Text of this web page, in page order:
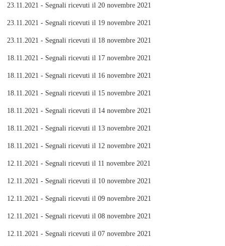
23.11.2021 - Segnali ricevuti il 20 novembre 2021
23.11.2021 - Segnali ricevuti il 19 novembre 2021
23.11.2021 - Segnali ricevuti il 18 novembre 2021
18.11.2021 - Segnali ricevuti il 17 novembre 2021
18.11.2021 - Segnali ricevuti il 16 novembre 2021
18.11.2021 - Segnali ricevuti il 15 novembre 2021
18.11.2021 - Segnali ricevuti il 14 novembre 2021
18.11.2021 - Segnali ricevuti il 13 novembre 2021
18.11.2021 - Segnali ricevuti il 12 novembre 2021
12.11.2021 - Segnali ricevuti il 11 novembre 2021
12.11.2021 - Segnali ricevuti il 10 novembre 2021
12.11.2021 - Segnali ricevuti il 09 novembre 2021
12.11.2021 - Segnali ricevuti il 08 novembre 2021
12.11.2021 - Segnali ricevuti il 07 novembre 2021